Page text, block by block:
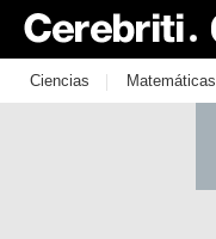
Ciencias | Matemáticas